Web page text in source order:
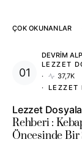
ÇOK OKUNANLAR
DEVRIM
LEZZET
37,7K
LEZZET
Lezzet
Rehberi :
Öncesinde Bir